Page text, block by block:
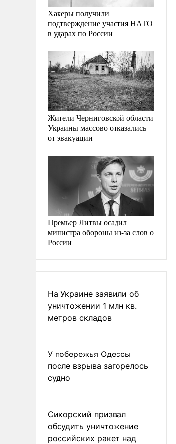
Хакеры получили
подтверждение участия НАТО
в ударах по России
Жители Черниговской области
Украины массово отказались
от эвакуации
Премьер Литвы осадил
министра обороны из-за слов о
России
На Украине заявили об
уничтожении 1 млн кв.
метров складов
У побережья Одессы
после взрыва загорелось
судно
Сикорский призвал
обсудить уничтожение
российских ракет над